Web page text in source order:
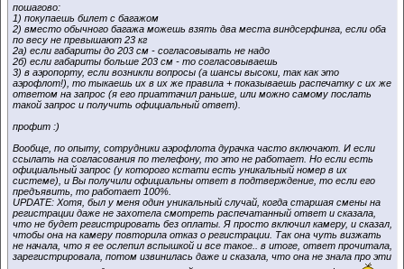
пошагово:
1) покупаешь билет с багажом
2) вместо обычного багажа можешь взять два места виндсерфинга, если оба
по весу не превышают 23 кг
2а) если габариты до 203 см - согласовывать не надо
2б) если габариты больше 203 см - то согласовываешь
3) в аэропорту, если возникли вопросы (а шансы высоки, так как это
аэрофлот!), то тыкаешь их в их же правила + показываешь распечатку с их же
ответом на запрос (я его приаттачил раньше, или можно самому послать
такой запрос и получить официальный ответ).
профит :)
Вообще, по опыту, сотрудники аэрофлота дурачка часто включают. И если
ссылать на согласования по телефону, то это не работает. Но если есть
официальный запрос (у которого кстати есть уникальный номер в их
системе), и Вы получили официальны ответ в подтверждение, то если его
предъявить, то работает 100%.
UPDATE: Хотя, был у меня один уникальный случай, когда старшая смены на
регистрации даже не захотела смотреть распечатанный ответ и сказала,
что не будет регистрировать без оплаты. Я просто включил камеру, и сказал,
чтобы она на камеру повторила отказ о регистрации. Так она чуть визжать
не начала, что я ее ослепил вспышкой и все такое.. в итоге, ответ прочитала,
зарегистрировала, потом извинилась даже и сказала, что она не знала про эти